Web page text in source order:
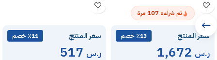
تم شراءه 107 مرة
سعر المنتج ٪13 خصم
ر.س
سعر المنتج ٪11 خصم
ر.س